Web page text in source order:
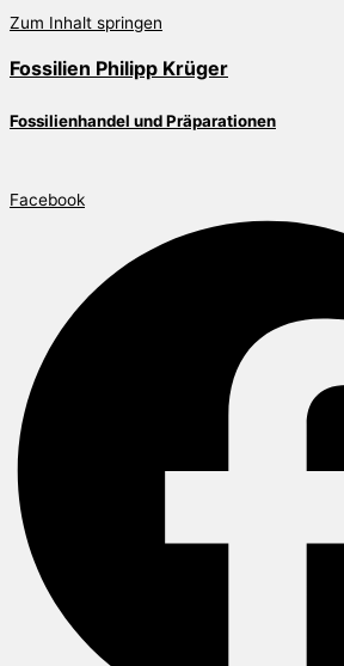
Zum Inhalt springen
Fossilien Philipp Krüger
Fossilienhandel und Präparationen
Facebook